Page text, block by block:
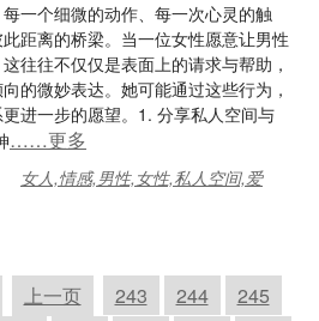
一个细微的动作、每一次心灵的触
距离的桥梁。当一位女性愿意让男性
往往不仅仅是表面上的请求与帮助，
的微妙表达。她可能通过这些行为，
进一步的愿望。1. 分享私人空间与
……更多
女人,情感,男性,女性,私人空间,爱
上一页 243 244
245